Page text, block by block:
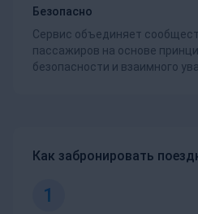
Безопасно
Сервис объединяет
пассажиров на основе
безопасности и взаимного
Как забронировать
1